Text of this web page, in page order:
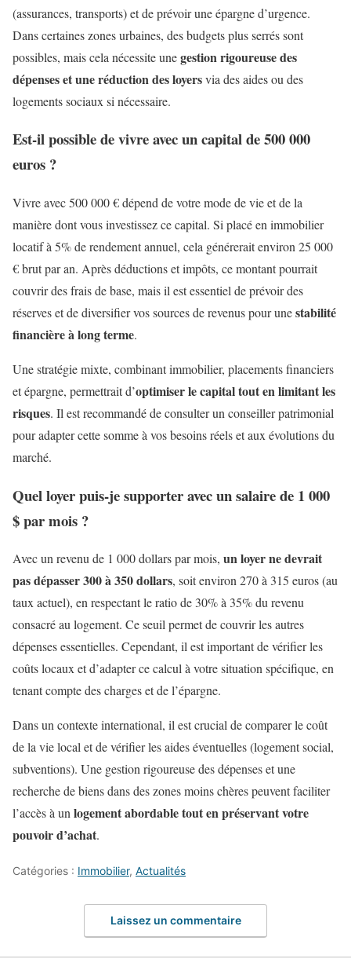
(assurances, transports) et de prévoir une épargne d’urgence.
Dans certaines zones urbaines, des budgets plus serrés sont
possibles, mais cela nécessite unegestion rigoureuse des
dépenses et une réduction des loyersvia des aides ou des
logements sociaux si nécessaire.
Est-il possible de vivre avec un capital de 500 000
euros ?
Vivre avec 500 000 € dépend de votre mode de vie et de la
manière dont vous investissez ce capital. Si placé en immobilier
locatif à 5% de rendement annuel, cela générerait environ 25 000
€ brut par an. Après déductions et impôts, ce montant pourrait
couvrir des frais de base, mais il est essentiel de prévoir des
réserves et de diversifier vos sources de revenus pour unestabilité
financière à long terme.
Une stratégie mixte, combinant immobilier, placements financiers
et épargne, permettrait d’optimiser le capital tout en limitant les
risques. Il est recommandé de consulter un conseiller patrimonial
pour adapter cette somme à vos besoins réels et aux évolutions du
marché.
Quel loyer puis-je supporter avec un salaire de 1 000
$ par mois ?
Avec un revenu de 1 000 dollars par mois, un loyer ne devrait
pas dépasser 300 à 350 dollars, soit environ 270 à 315 euros (au
taux actuel), en respectant le ratio de 30% à 35% du revenu
consacré au logement. Ce seuil permet de couvrir les autres
dépenses essentielles. Cependant, il est important de vérifier les
coûts locaux et d’adapter ce calcul à votre situation spécifique, en
tenant compte des charges et de l’épargne.
Dans un contexte international, il est crucial de comparer le coût
de la vie local et de vérifier les aides éventuelles (logement social,
subventions). Une gestion rigoureuse des dépenses et une
recherche de biens dans des zones moins chères peuvent faciliter
l’accès à unlogement abordable tout en préservant votre
pouvoir d’achat.
Catégories : Immobilier, Actualités
Laissez un commentaire